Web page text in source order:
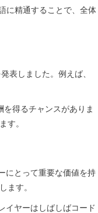
に精通することで、全体
表しました。例えば、
得るチャンスがありま
す。
にとって重要な価値を持
ます。
イヤーはしばしばコード